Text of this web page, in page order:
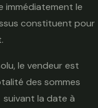
immédiatement le
constituent pour
le vendeur est
des sommes
la date à